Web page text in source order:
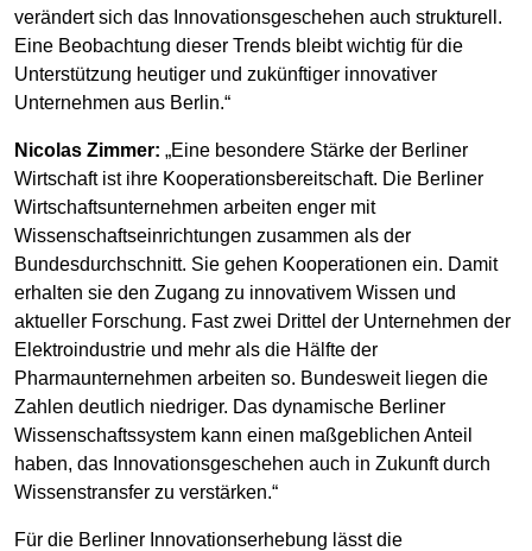
verändert sich das Innovationsgeschehen auch strukturell.
Eine Beobachtung dieser Trends bleibt wichtig für die
Unterstützung heutiger und zukünftiger innovativer
Unternehmen aus Berlin.“
Nicolas Zimmer: „Eine besondere Stärke der Berliner
Wirtschaft ist ihre Kooperationsbereitschaft. Die Berliner
Wirtschaftsunternehmen arbeiten enger mit
Wissenschaftseinrichtungen zusammen als der
Bundesdurchschnitt. Sie gehen Kooperationen ein. Damit
erhalten sie den Zugang zu innovativem Wissen und
aktueller Forschung. Fast zwei Drittel der Unternehmen der
Elektroindustrie und mehr als die Hälfte der
Pharmaunternehmen arbeiten so. Bundesweit liegen die
Zahlen deutlich niedriger. Das dynamische Berliner
Wissenschaftssystem kann einen maßgeblichen Anteil
haben, das Innovationsgeschehen auch in Zukunft durch
Wissenstransfer zu verstärken.“
Für die Berliner Innovationserhebung lässt die